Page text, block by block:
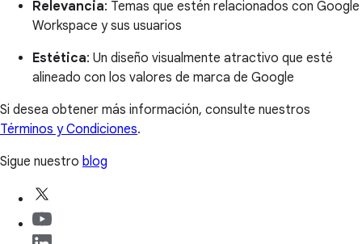
Relevancia: Temas que estén relacionados con Google
Workspace y sus usuarios
Estética: Un diseño visualmente atractivo que esté
alineado con los valores de marca de Google
Si desea obtener más información, consulte nuestros
Términos y Condiciones.
Sigue nuestro blog